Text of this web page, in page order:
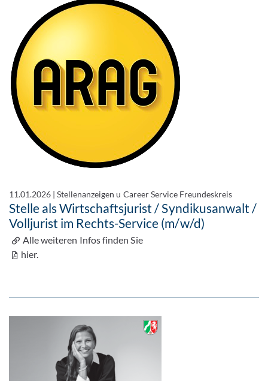
11.01.2026 |Stellenanzeigen u Career Service Freundeskreis
Stelle als Wirtschaftsjurist / Syndikusanwalt /
Volljurist im Rechts-Service (m/w/d)
Alle weiteren Infos finden Sie
hier.